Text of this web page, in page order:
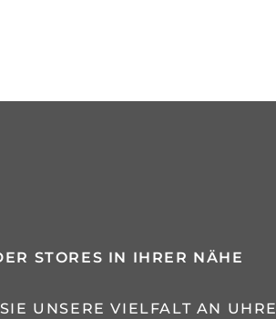
STORES IN IHRER NÄHE
UNSERE VIELFALT AN